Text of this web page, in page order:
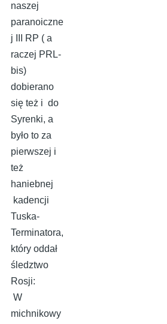
naszej
paranoiczne
j III RP ( a
raczej PRL-
bis)
dobierano
się też i do
Syrenki, a
było to za
pierwszej i
też
haniebnej
kadencji
Tuska-
Terminatora,
który oddał
śledztwo
Rosji:
W
michnikowy